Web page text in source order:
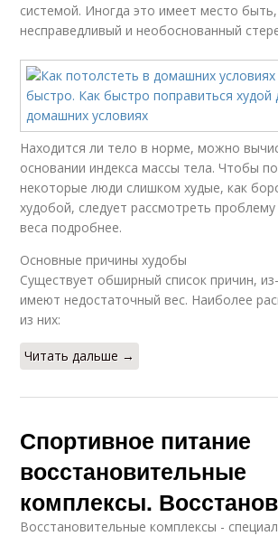
системой. Иногда это имеет место
несправедливый и необоснованный
Находится ли тело в норме, можно
основании индекса массы тела. Чтобы
некоторые люди слишком худые, как
худобой, следует рассмотреть
веса подробнее.
Основные причины худобы
Существует обширный список причин,
имеют недостаточный вес. Наиболее
из них:
Читать дальше →
Спортивное питание
восстановительные
комплексы.
Восстановительные комплексы -